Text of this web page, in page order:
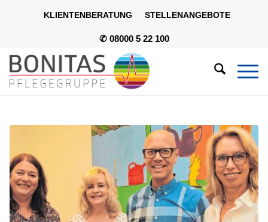
KLIENTENBERATUNG STELLENANGEBOTE
✆ 08000 5 22 100